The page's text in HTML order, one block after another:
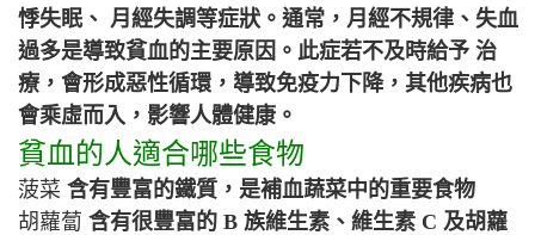
悸失眠、 月經失調等症狀。通常，月經不規律、失血
過多是導致貧血的主要原因。此症若不及時給予 治
療，會形成惡性循環，導致免疫力下降，其他疾病也
會乘虛而入，影響人體健康。
貧血的人適合哪些食物
菠菜 含有豐富的鐵質，是補血蔬菜中的重要食物
胡蘿蔔 含有很豐富的 B 族維生素、維生素 C 及胡蘿